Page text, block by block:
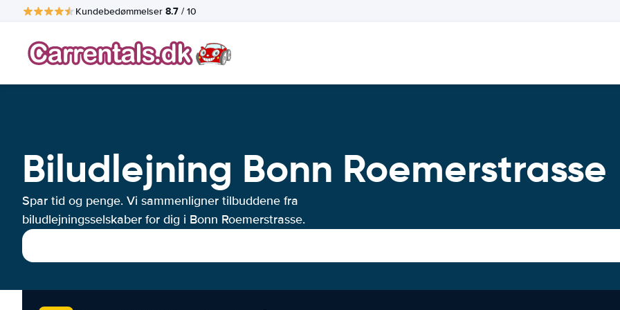
Kundebedømmelser 8.7 / 10
Biludlejning Bonn Roemerstrasse
Spar tid og penge. Vi sammenligner tilbuddene fra
biludlejningsselskaber for dig i Bonn Roemerstrasse.